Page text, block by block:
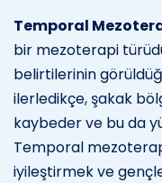
Temporal
bir mezoterapi
belirtilerinin
ilerledikçe, şakak
kaybeder ve bu da
Temporal
iyileştirmek ve